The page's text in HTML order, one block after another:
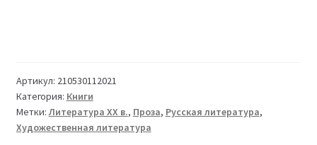
Артикул: 210530112021
Категория: Книги
Метки:Литература XX в., Проза, Русская литература,
Художественная литература